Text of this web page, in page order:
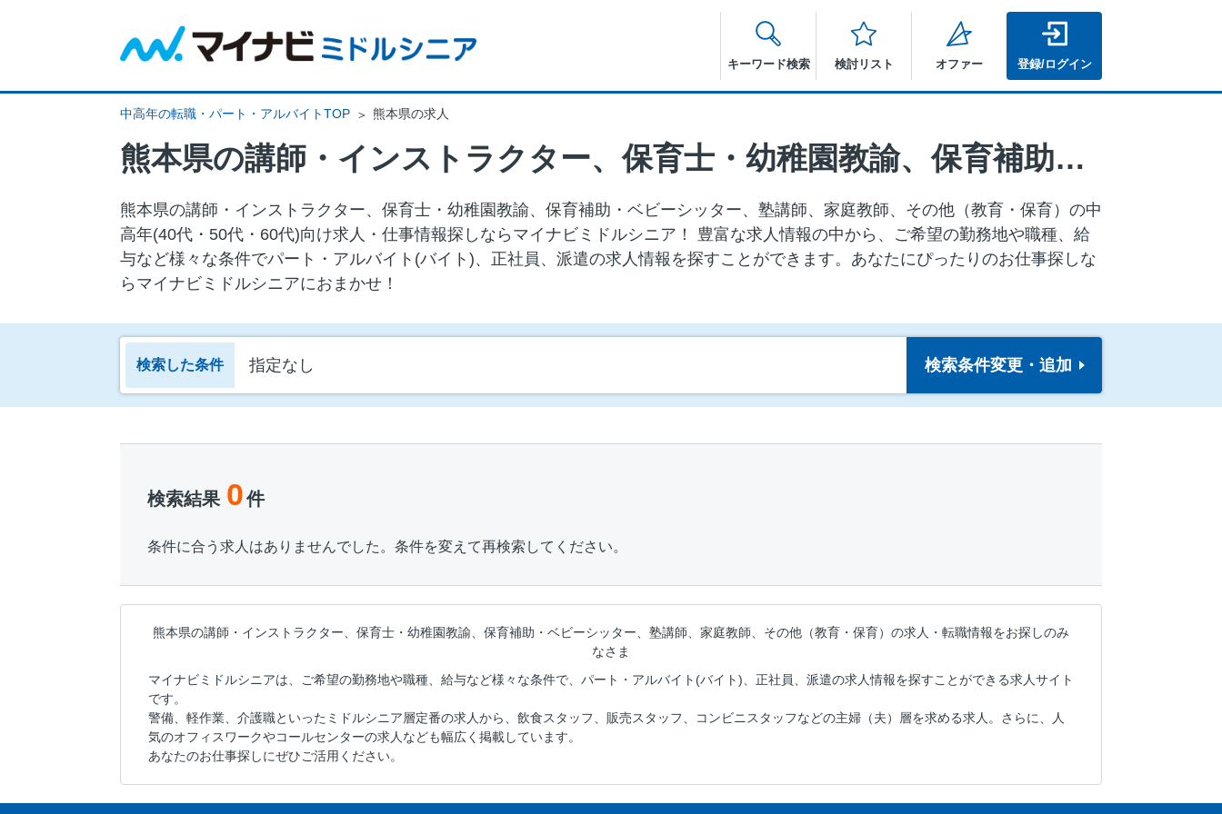
キーワード検索 検討リスト オファー 登録/ログイン
中高年の転職・パート・アルバイトTOP 熊本県の求人
熊本県の講師・インストラクター、保育士・幼稚園教諭、保育補助・ベビーシッター、塾講師、家庭教師、その他（教育・保育）の求人
熊本県の講師・インストラクター、保育士・幼稚園教諭、保育補助・ベビーシッター、塾講師、家庭教師、その他（教育・保育）の中
⾼年(40代・50代・60代)向け求⼈・仕事情報探しならマイナビミドルシニア！ 豊富な求人情報の中から、ご希望の勤務地や職種、給
与など様々な条件でパート・アルバイト(バイト)、正社員、派遣の求人情報を探すことができます。あなたにぴったりのお仕事探しな
らマイナビミドルシニアにおまかせ！
検索した条件 指定なし 検索条件変更・追加
検索結果 0件
条件に合う求人はありませんでした。条件を変えて再検索してください。
熊本県の講師・インストラクター、保育士・幼稚園教諭、保育補助・ベビーシッター、塾講師、家庭教師、その他（教育・保育）の求人・転職情報をお探しのみ
なさま
マイナビミドルシニアは、ご希望の勤務地や職種、給与など様々な条件で、パート・アルバイト(バイト)、正社員、派遣の求人情報を探すことができる求人サイト
です。
警備、軽作業、介護職といったミドルシニア層定番の求人から、飲食スタッフ、販売スタッフ、コンビニスタッフなどの主婦（夫）層を求める求人。さらに、人
気のオフィスワークやコールセンターの求人なども幅広く掲載しています。
あなたのお仕事探しにぜひご活用ください。